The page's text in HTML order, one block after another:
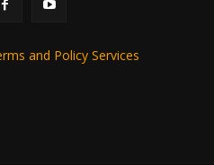
and Policy Services